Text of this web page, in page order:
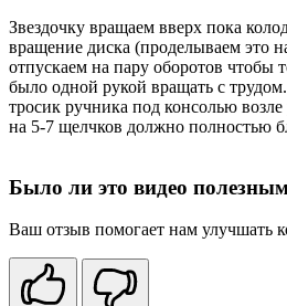
Звездочку вращаем вверх пока
вращение диска (проделываем это
отпускаем на пару оборотов чтобы
было одной рукой вращать с
тросик ручника под консолью
на 5-7 щелчков должно полностью
Было ли это видео
Ваш отзыв помогает нам улучшать